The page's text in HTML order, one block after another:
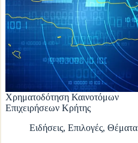
Χρηματοδότηση Καινοτόμων
Επιχειρήσεων Κρήτης
Ειδήσεις, Επιλογές, Θέματα